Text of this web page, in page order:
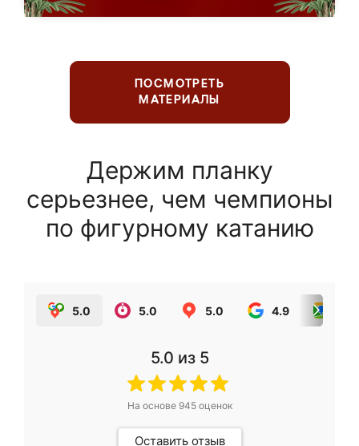
ПОСМОТРЕТЬ
МАТЕРИАЛЫ
Держим планку
серьезнее, чем чемпионы
по фигурному катанию
5.0 5.0 5.0 4.9
5.0 из 5
На основе 945оценок
Оставить отзыв